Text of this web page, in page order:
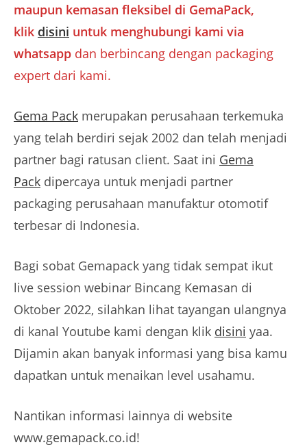
maupun kemasan fleksibel di GemaPack,
klik disini untuk menghubungi kami via
whatsapp dan berbincang dengan packaging
expert dari kami.
Gema Pack merupakan perusahaan terkemuka
yang telah berdiri sejak 2002 dan telah menjadi
partner bagi ratusan client. Saat ini Gema
Pack dipercaya untuk menjadi partner
packaging perusahaan manufaktur otomotif
terbesar di Indonesia.
Bagi sobat Gemapack yang tidak sempat ikut
live session webinar Bincang Kemasan di
Oktober 2022, silahkan lihat tayangan ulangnya
di kanal Youtube kami dengan klik disini yaa.
Dijamin akan banyak informasi yang bisa kamu
dapatkan untuk menaikan level usahamu.
Nantikan informasi lainnya di website
www.gemapack.co.id!